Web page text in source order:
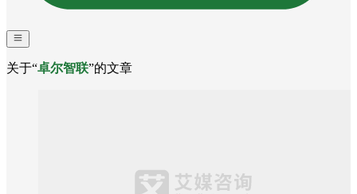
关于“卓尔智联”的文章